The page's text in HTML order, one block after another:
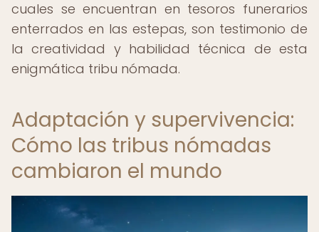
cuales se encuentran en tesoros funerarios
enterrados en las estepas, son testimonio de
la creatividad y habilidad técnica de esta
enigmática tribu nómada.
Adaptación y supervivencia:
Cómo las tribus nómadas
cambiaron el mundo